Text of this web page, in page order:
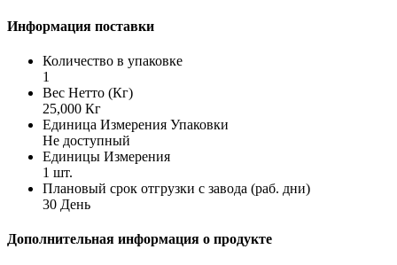
Информация поставки
Количество в упаковке
1
Вес Нетто (Кг)
25,000 Кг
Единица Измерения Упаковки
Не доступный
Единицы Измерения
1 шт.
Плановый срок отгрузки с завода (раб. дни)
30 День
Дополнительная информация о продукте